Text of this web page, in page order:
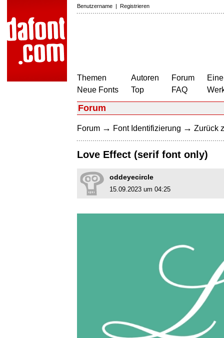
Benutzername | Registrieren
Themen
Neue Fonts
Autoren
Top
Forum
FAQ
Forum
Forum → Font Identifizierung → Zurück
Love Effect (serif font only)
oddeyecircle
15.09.2023 um 04:25